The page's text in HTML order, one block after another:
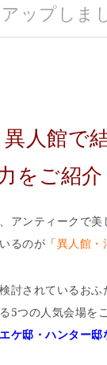
ップしま
人館で
をご紹
アンティークで美
るのが「異人館・
討されているおふ
5つの人気会場を
邸・ハンター